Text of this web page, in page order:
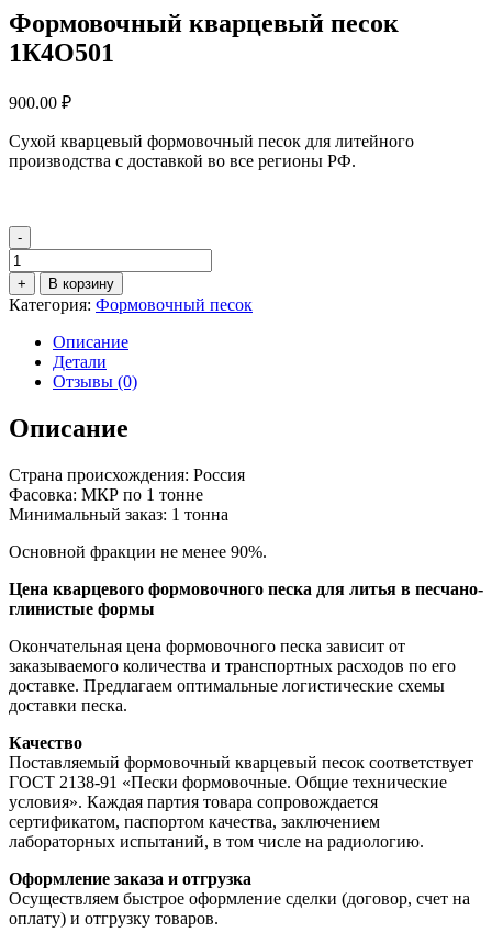
Формовочный кварцевый песок
1К4О501
900.00 ₽
Сухой кварцевый формовочный песок для литейного
производства с доставкой во все регионы РФ.
-
Количество
товара
Формовочный
кварцевый
песок
1К4О501
+ В корзину
Категория: Формовочный песок
Описание
Детали
Отзывы (0)
Описание
Страна происхождения: Россия
Фасовка: МКР по 1 тонне
Минимальный заказ: 1 тонна
Основной фракции не менее 90%.
Цена кварцевого формовочного песка для литья в песчано-
глинистые формы
Окончательная цена формовочного песка зависит от
заказываемого количества и транспортных расходов по его
доставке. Предлагаем оптимальные логистические схемы
доставки песка.
Качество
Поставляемый формовочный кварцевый песок соответствует
ГОСТ 2138-91 «Пески формовочные. Общие технические
условия». Каждая партия товара сопровождается
сертификатом, паспортом качества, заключением
лабораторных испытаний, в том числе на радиологию.
Оформление заказа и отгрузка
Осуществляем быстрое оформление сделки (договор, счет на
оплату) и отгрузку товаров.